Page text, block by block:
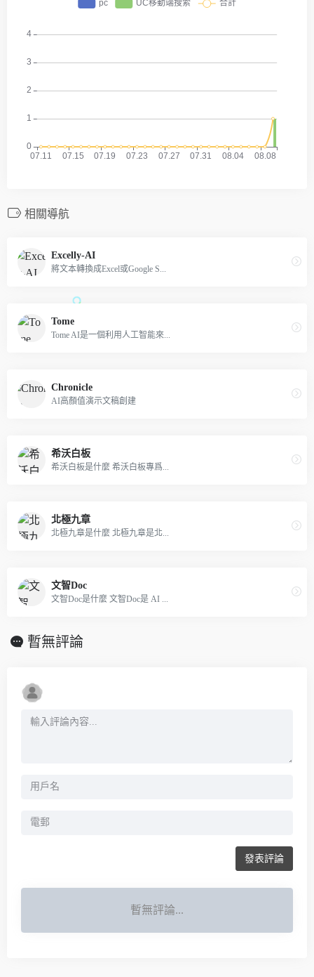
相關導航
Excelly-AI
將文本轉換成Excel或Google S...
Tome
Tome AI是一個利用人工智能來...
Chronicle
AI高顏值演示文稿創建
希沃白板
希沃白板是什麼 希沃白板專爲...
北極九章
北極九章是什麼 北極九章是北...
文智Doc
文智Doc是什麼 文智Doc是 AI ...
暫無評論
發表評論
暫無評論...